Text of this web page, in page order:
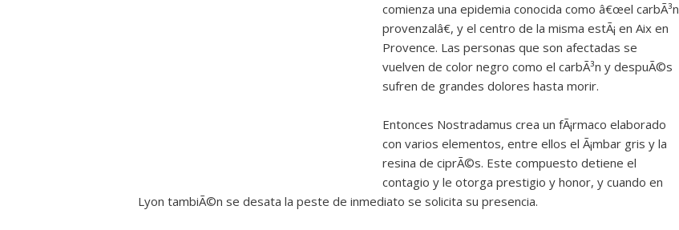
comienza una epidemia conocida como â€œel carbÃ³n
provenzalâ€, y el centro de la misma estÃ¡ en Aix en
Provence. Las personas que son afectadas se
vuelven de color negro como el carbÃ³n y despuÃ©s
sufren de grandes dolores hasta morir.
Entonces Nostradamus crea un fÃ¡rmaco elaborado
con varios elementos, entre ellos el Ã¡mbar gris y la
resina de ciprÃ©s. Este compuesto detiene el
contagio y le otorga prestigio y honor, y cuando en
Lyon tambiÃ©n se desata la peste de inmediato se solicita su presencia.